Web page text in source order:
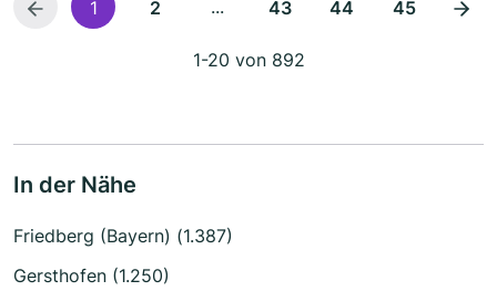
1 2 ... 43 44 45
1-20 von 892
In der Nähe
Friedberg (Bayern) (1.387)
Gersthofen (1.250)